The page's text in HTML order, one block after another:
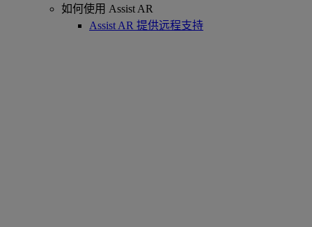
如何使用 Assist AR
Assist AR 提供远程支持